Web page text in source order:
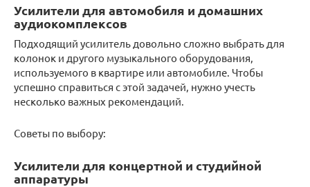
Усилители для автомобиля и домашних
аудиокомплексов
Подходящий усилитель довольно сложно выбрать для
колонок и другого музыкального оборудования,
используемого в квартире или автомобиле. Чтобы
успешно справиться с этой задачей, нужно учесть
несколько важных рекомендаций.
Советы по выбору:
Усилители для концертной и студийной
аппаратуры